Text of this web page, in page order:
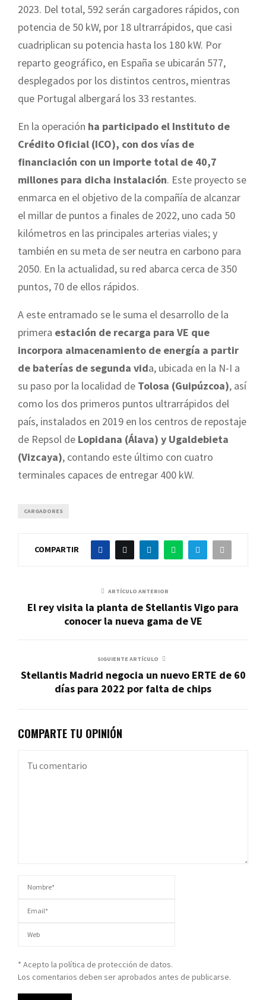
2023. Del total, 592 serán cargadores rápidos, con
potencia de 50 kW, por 18 ultrarrápidos, que casi
cuadriplican su potencia hasta los 180 kW. Por
reparto geográfico, en España se ubicarán 577,
desplegados por los distintos centros, mientras
que Portugal albergará los 33 restantes.
En la operación ha participado el Instituto de
Crédito Oficial (ICO), con dos vías de
financiación con un importe total de 40,7
millones para dicha instalación. Este proyecto se
enmarca en el objetivo de la compañía de alcanzar
el millar de puntos a finales de 2022, uno cada 50
kilómetros en las principales arterias viales; y
también en su meta de ser neutra en carbono para
2050. En la actualidad, su red abarca cerca de 350
puntos, 70 de ellos rápidos.
A este entramado se le suma el desarrollo de la
primera estación de recarga para VE que
incorpora almacenamiento de energía a partir
de baterías de segunda vida, ubicada en la N-I a
su paso por la localidad de Tolosa (Guipúzcoa), así
como los dos primeros puntos ultrarrápidos del
país, instalados en 2019 en los centros de repostaje
de Repsol de Lopidana (Álava) y Ugaldebieta
(Vizcaya), contando este último con cuatro
terminales capaces de entregar 400 kW.
CARGADORES
COMPARTIR
ARTÍCULO ANTERIOR
El rey visita la planta de Stellantis Vigo para
conocer la nueva gama de VE
SIGUIENTE ARTÍCULO
Stellantis Madrid negocia un nuevo ERTE de 60
días para 2022 por falta de chips
COMPARTE TU OPINIÓN
* Acepto la política de protección de datos.
Los comentarios deben ser aprobados antes de publicarse.